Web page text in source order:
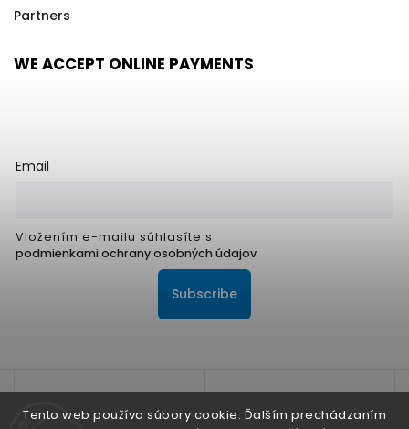
Tento web používa súbory cookie. Ďalším prechádzaním
Partners
WE ACCEPT ONLINE PAYMENTS
Email
Vložením e-mailu súhlasíte s
podmienkami ochrany osobných údajov
Subscribe